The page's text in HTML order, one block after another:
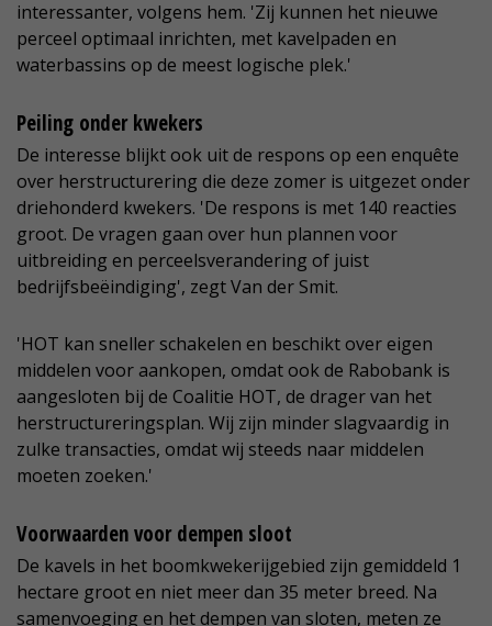
interessanter, volgens hem. 'Zij kunnen het nieuwe
perceel optimaal inrichten, met kavelpaden en
waterbassins op de meest logische plek.'
Peiling onder kwekers
De interesse blijkt ook uit de respons op een enquête
over herstructurering die deze zomer is uitgezet onder
driehonderd kwekers. 'De respons is met 140 reacties
groot. De vragen gaan over hun plannen voor
uitbreiding en perceelsverandering of juist
bedrijfsbeëindiging', zegt Van der Smit.
'HOT kan sneller schakelen en beschikt over eigen
middelen voor aankopen, omdat ook de Rabobank is
aangesloten bij de Coalitie HOT, de drager van het
herstructureringsplan. Wij zijn minder slagvaardig in
zulke transacties, omdat wij steeds naar middelen
moeten zoeken.'
Voorwaarden voor dempen sloot
De kavels in het boomkwekerijgebied zijn gemiddeld 1
hectare groot en niet meer dan 35 meter breed. Na
samenvoeging en het dempen van sloten, meten ze